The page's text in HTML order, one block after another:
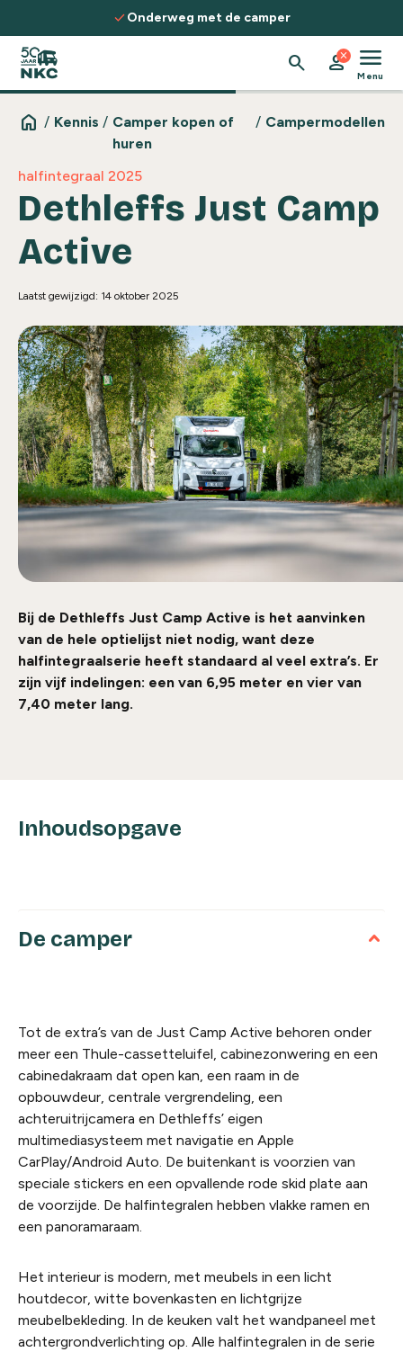
Spring naar de inhoud checkOntdek routes, kennis
search person
close menu
Menu
home / Kennis / Camper kopen of
huren
/ Campermodellen
halfintegraal 2025
Dethleffs Just Camp
Active
Laatst gewijzigd: 14 oktober 2025
Bij de Dethleffs Just Camp Active is het aanvinken
van de hele optielijst niet nodig, want deze
halfintegraalserie heeft standaard al veel extra’s. Er
zijn vijf indelingen: een van 6,95 meter en vier van
7,40 meter lang.
Inhoudsopgave
De camper
Tot de extra’s van de Just Camp Active behoren onder
meer een Thule-cassetteluifel, cabinezonwering en een
cabinedakraam dat open kan, een raam in de
opbouwdeur, centrale vergrendeling, een
achteruitrijcamera en Dethleffs’ eigen
multimediasysteem met navigatie en Apple
CarPlay/Android Auto. De buitenkant is voorzien van
speciale stickers en een opvallende rode skid plate aan
de voorzijde. De halfintegralen hebben vlakke ramen en
een panoramaraam.
Het interieur is modern, met meubels in een licht
houtdecor, witte bovenkasten en lichtgrijze
meubelbekleding. In de keuken valt het wandpaneel met
achtergrondverlichting op. Alle halfintegralen in de serie